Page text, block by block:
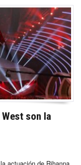
West son la